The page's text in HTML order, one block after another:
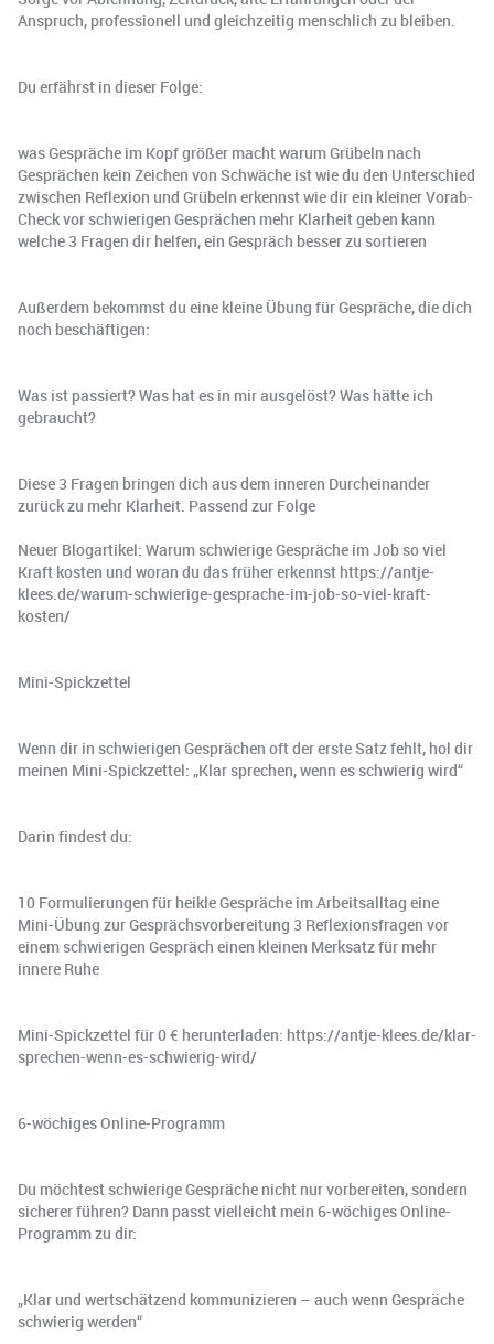
Anspruch, professionell und gleichzeitig menschlich zu bleiben.
Du erfährst in dieser Folge:
was Gespräche im Kopf größer macht warum Grübeln nach
Gesprächen kein Zeichen von Schwäche ist wie du den Unterschied
zwischen Reflexion und Grübeln erkennst wie dir ein kleiner Vorab-
Check vor schwierigen Gesprächen mehr Klarheit geben kann
welche 3 Fragen dir helfen, ein Gespräch besser zu sortieren
Außerdem bekommst du eine kleine Übung für Gespräche, die dich
noch beschäftigen:
Was ist passiert? Was hat es in mir ausgelöst? Was hätte ich
gebraucht?
Diese 3 Fragen bringen dich aus dem inneren Durcheinander
zurück zu mehr Klarheit. Passend zur Folge
Neuer Blogartikel: Warum schwierige Gespräche im Job so viel
Kraft kosten und woran du das früher erkennst https://antje-
klees.de/warum-schwierige-gesprache-im-job-so-viel-kraft-
kosten/
Mini-Spickzettel
Wenn dir in schwierigen Gesprächen oft der erste Satz fehlt, hol dir
meinen Mini-Spickzettel: „Klar sprechen, wenn es schwierig wird“
Darin findest du:
10 Formulierungen für heikle Gespräche im Arbeitsalltag eine
Mini-Übung zur Gesprächsvorbereitung 3 Reflexionsfragen vor
einem schwierigen Gespräch einen kleinen Merksatz für mehr
innere Ruhe
Mini-Spickzettel für 0 € herunterladen: https://antje-klees.de/klar-
sprechen-wenn-es-schwierig-wird/
6-wöchiges Online-Programm
Du möchtest schwierige Gespräche nicht nur vorbereiten, sondern
sicherer führen? Dann passt vielleicht mein 6-wöchiges Online-
Programm zu dir:
„Klar und wertschätzend kommunizieren – auch wenn Gespräche
schwierig werden“